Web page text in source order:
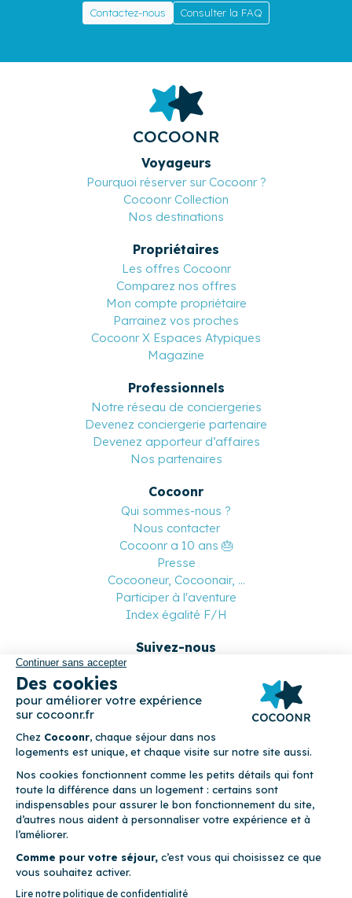
Contactez-nous Consulter la FAQ
COCOONR
Voyageurs
Pourquoi réserver sur Cocoonr ?
Cocoonr Collection
Nos destinations
Propriétaires
Les offres Cocoonr
Comparez nos offres
Mon compte propriétaire
Parrainez vos proches
Cocoonr X Espaces Atypiques
Magazine
Professionnels
Notre réseau de conciergeries
Devenez conciergerie partenaire
Devenez apporteur d’affaires
Nos partenaires
Cocoonr
Qui sommes-nous ?
Nous contacter
Cocoonr a 10 ans 🎂
Presse
Cocooneur, Cocoonair, ...
Participer à l'aventure
Index égalité F/H
Suivez-nous
location–CGU – Politique de confidentialité–Politique de
Cocoonr est conçu et développé à Rennes 🇫🇷